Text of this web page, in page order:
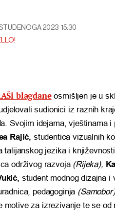
STUDENOGA 2023 15:30
blagdaneosmišljen je u
sudionici iz raznih
Svojim idejama, vještinama
Rajić, studentica vizualnih
talijanskog jezika i
održivog razvoja (Rijeka),
student modnog dizajna i
pedagoginja (Samobor)
motive za izrezivanje te se